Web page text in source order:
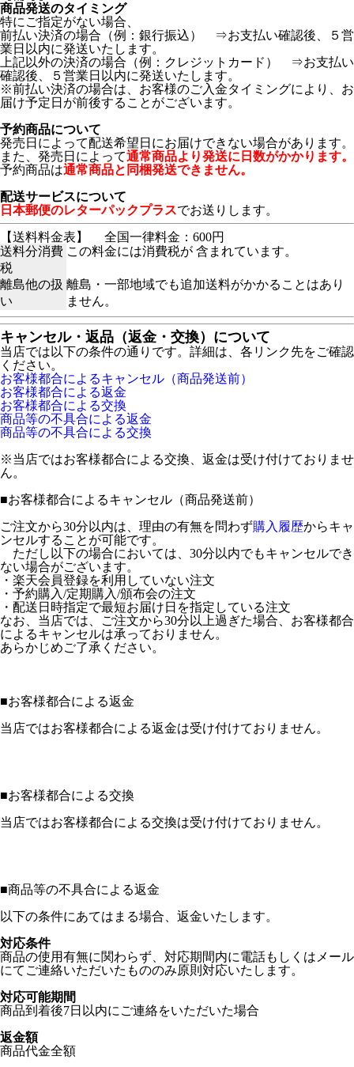
商品発送のタイミング
特にご指定がない場合、
前払い決済の場合（例：銀行振込） ⇒お支払い確認後、５営
業日以内に発送いたします。
上記以外の決済の場合（例：クレジットカード） ⇒お支払い
確認後、５営業日以内に発送いたします。
※前払い決済の場合は、お客様のご入金タイミングにより、お
届け予定日が前後することがございます。
予約商品について
発売日によって配送希望日にお届けできない場合があります。
また、発売日によって通常商品より発送に日数がかかります。
予約商品は通常商品と同梱発送できません。
配送サービスについて
日本郵便のレターパックプラスでお送りします。
【送料料金表】
全国一律料金：600円
送料分消費
税
この料金には消費税が 含まれています。
離島他の扱
い
離島・一部地域でも追加送料がかかることはあり
ません。
キャンセル・返品（返金・交換）について
当店では以下の条件の通りです。詳細は、各リンク先をご確認
ください。
お客様都合によるキャンセル（商品発送前）
お客様都合による返金
お客様都合による交換
商品等の不具合による返金
商品等の不具合による交換
※当店ではお客様都合による交換、返金は受け付けておりませ
ん。
■お客様都合によるキャンセル（商品発送前）
ご注文から30分以内は、理由の有無を問わず購入履歴からキャ
ンセルすることが可能です。
ただし以下の場合においては、30分以内でもキャンセルでき
ない場合がございます。
・楽天会員登録を利用していない注文
・予約購入/定期購入/頒布会の注文
・配送日時指定で最短お届け日を指定している注文
なお、当店では、ご注文から30分以上過ぎた場合、お客様都合
によるキャンセルは承っておりません。
あらかじめご了承ください。
■お客様都合による返金
当店ではお客様都合による返金は受け付けておりません。
■お客様都合による交換
当店ではお客様都合による交換は受け付けておりません。
■商品等の不具合による返金
以下の条件にあてはまる場合、返金いたします。
対応条件
商品の使用有無に関わらず、対応期間内に電話もしくはメール
にてご連絡いただいたもののみ原則対応いたします。
対応可能期間
商品到着後7日以内にご連絡をいただいた場合
返金額
商品代金全額